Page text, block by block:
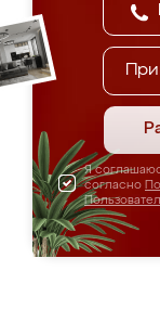
Я
согласно